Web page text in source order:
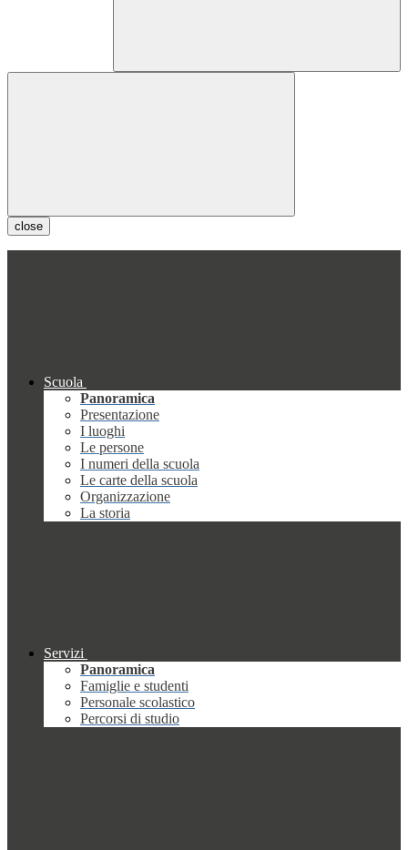
close
Scuola
Panoramica
Presentazione
I luoghi
Le persone
I numeri della scuola
Le carte della scuola
Organizzazione
La storia
Servizi
Panoramica
Famiglie e studenti
Personale scolastico
Percorsi di studio